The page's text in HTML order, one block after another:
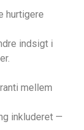
hurtigere
indsigt i
mellem
inkluderet —